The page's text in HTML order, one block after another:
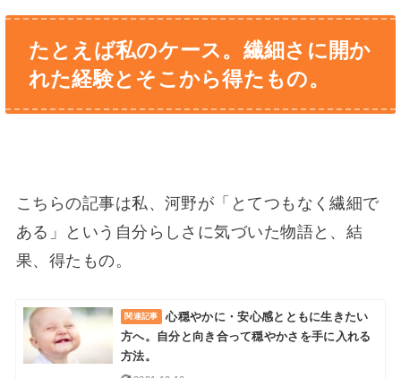
たとえば私のケース。繊細さに開か
れた経験とそこから得たもの。
こちらの記事は私、河野が「とてつもなく繊細で
ある」という自分らしさに気づいた物語と、結
果、得たもの。
心穏やかに・安心感とともに生きたい
方へ。自分と向き合って穏やかさを手に入れる
方法。